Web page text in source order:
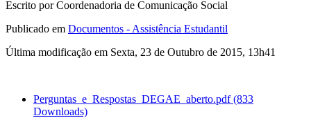
Escrito por Coordenadoria de Comunicação Social
Publicado em Documentos - Assistência Estudantil
Última modificação em Sexta, 23 de Outubro de 2015, 13h41
Perguntas_e_Respostas_DEGAE_aberto.pdf(833
Downloads)